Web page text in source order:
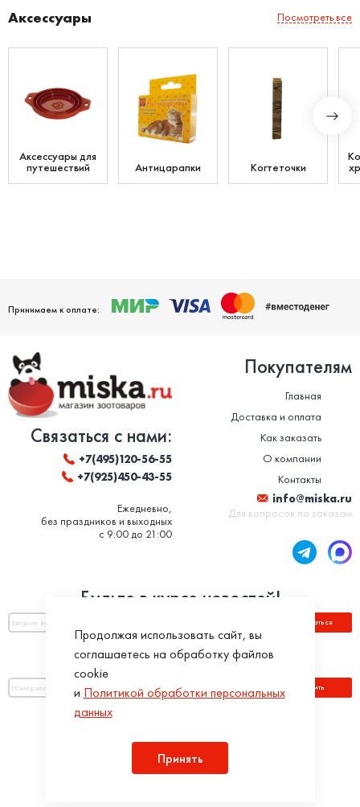
Аксессуары Посмотреть все
Аксессуары для
путешествий Антицарапки Когтеточки
Принимаем к оплате:
Связаться с нами:
+7(495)120-56-55
+7(925)450-43-55
Ежедневно,
без праздников и выходных
с 9:00 до 21:00
Покупателям
Главная
Доставка и оплата
Как заказать
О компании
Контакты
info@miska.ru
Для вопросов по заказам
Будьте в курсе новостей!
Подписаться
Оплатить по номеру заказа:
Оплатить
Продолжая использовать сайт, вы
соглашаетесь на обработку файлов
cookie
и Политикой обработки персональных
данных
Принять